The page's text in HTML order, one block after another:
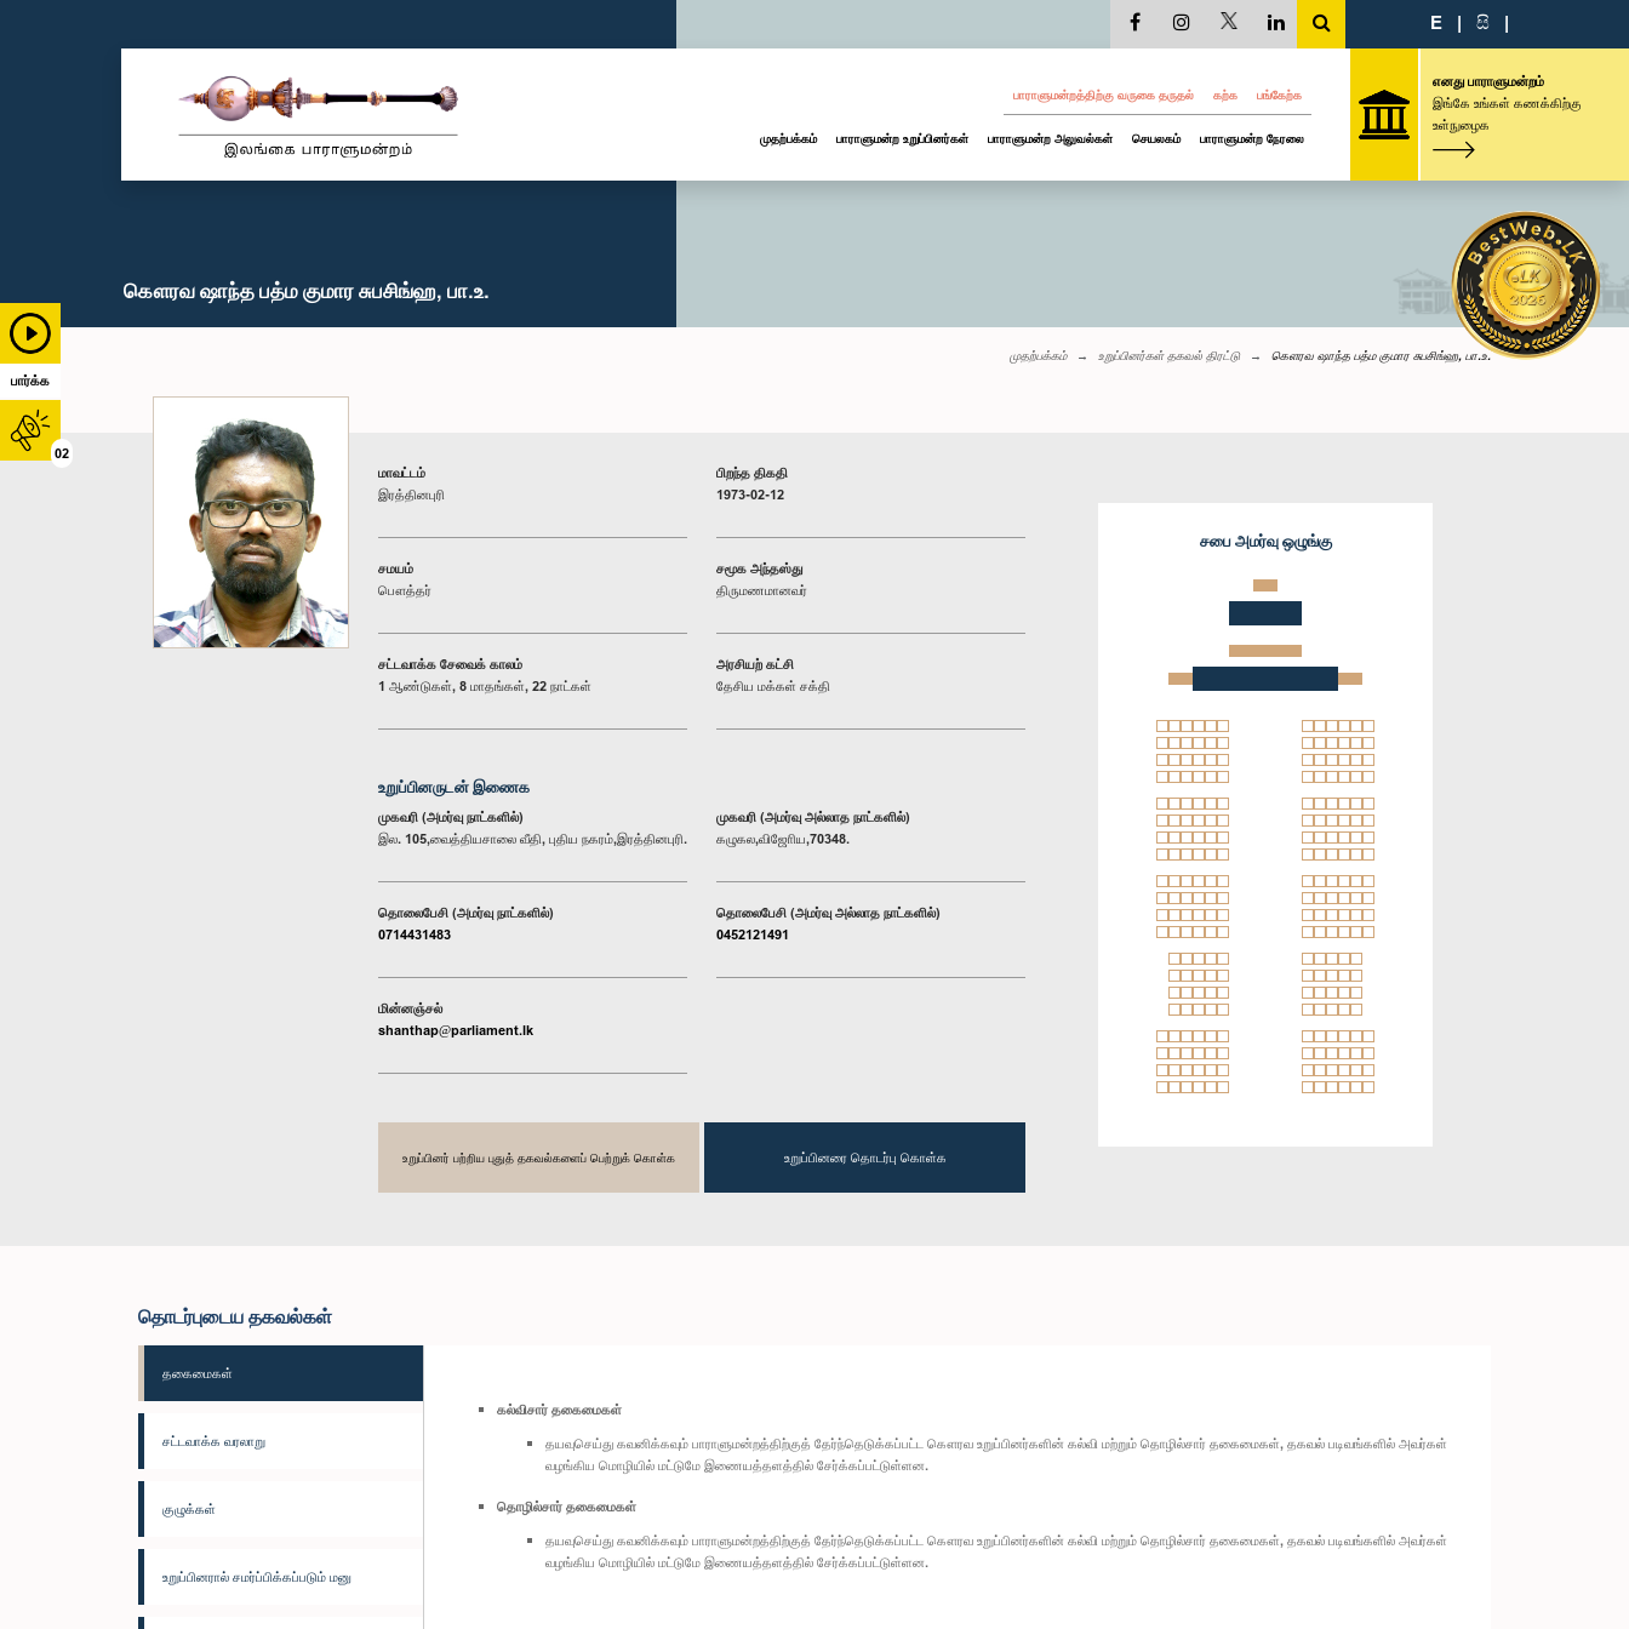
பார்க்க
02
E | සි |
பாராளுமன்றத்திற்கு வருகை தருதல் கற்க பங்கேற்க
முதற்பக்கம் பாராளுமன்ற உறுப்பினர்கள் பாராளுமன்ற அலுவல்கள் செயலகம் பாராளுமன்ற நேரலை
எனது பாராளுமன்றம்
இங்கே உங்கள் கணக்கிற்கு
உள்நுழைக
கௌரவ ஷாந்த பத்ம குமார சுபசிங்ஹ, பா.உ.
முதற்பக்கம் உறுப்பினர்கள் தகவல் திரட்டு கௌரவ ஷாந்த பத்ம குமார சுபசிங்ஹ, பா.உ.
மாவட்டம்
இரத்தினபுரி
பிறந்த திகதி
1973-02-12
சமயம்
பௌத்தர்
சமூக அந்தஸ்து
திருமணமானவர்
சட்டவாக்க சேவைக் காலம்
1 ஆண்டுகள், 8 மாதங்கள், 22 நாட்கள்
அரசியற் கட்சி
தேசிய மக்கள் சக்தி
உறுப்பினருடன் இணைக
முகவரி (அமர்வு நாட்களில்)
இல. 105,வைத்தியசாலை வீதி, புதிய நகரம்,இரத்தினபுரி.
முகவரி (அமர்வு அல்லாத நாட்களில்)
கழுகல,விஜோிய,70348.
தொலைபேசி (அமர்வு நாட்களில்)
0714431483
தொலைபேசி (அமர்வு அல்லாத நாட்களில்)
0452121491
மின்னஞ்சல்
shanthap@parliament.lk
உறுப்பினர் பற்றிய புதுத் தகவல்களைப் பெற்றுக் கொள்க உறுப்பினரை தொடர்பு கொள்க
சபை அமர்வு ஒழுங்கு
தொடர்புடைய தகவல்கள்
தகைமைகள்
சட்டவாக்க வரலாறு
குழுக்கள்
உறுப்பினரால் சமர்ப்பிக்கப்படும் மனு
கல்விசார் தகைமைகள்
தயவுசெய்து கவனிக்கவும் பாராளுமன்றத்திற்குத் தேர்ந்தெடுக்கப்பட்ட கௌரவ உறுப்பினர்களின் கல்வி மற்றும் தொழில்சார் தகைமைகள், தகவல் படிவங்களில் அவர்கள்
வழங்கிய மொழியில் மட்டுமே இணையத்தளத்தில் சேர்க்கப்பட்டுள்ளன.
தொழில்சார் தகைமைகள்
தயவுசெய்து கவனிக்கவும் பாராளுமன்றத்திற்குத் தேர்ந்தெடுக்கப்பட்ட கௌரவ உறுப்பினர்களின் கல்வி மற்றும் தொழில்சார் தகைமைகள், தகவல் படிவங்களில் அவர்கள்
வழங்கிய மொழியில் மட்டுமே இணையத்தளத்தில் சேர்க்கப்பட்டுள்ளன.